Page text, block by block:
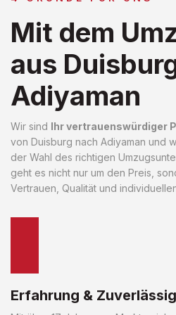
Mit dem
aus
Adiyaman
Wir sind Ihr vertrauenswürdiger
von Duisburg nach Adiyaman und
der Wahl des richtigen
geht es nicht nur um den Preis,
Vertrauen, Qualität und
Erfahrung &